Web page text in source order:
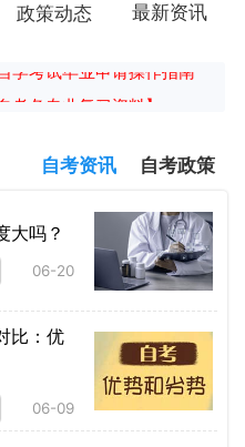
政策动态 最新资讯
南自考课程安排及教材目录已
考各专业复习资料】
自考资讯 自考政策
大吗？
06-20
比：优
06-09